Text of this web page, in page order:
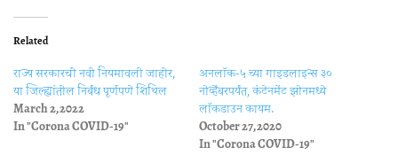
Related
राज्य सरकारची नवी नियमावली जाहीर,
या जिल्ह्यांतील निर्बंध पूर्णपणे शिथिल
March 2, 2022
In "Corona COVID-19"
अनलॉक-५ च्या गाइडलाइन्स ३०
नोव्हेंबरपर्यंत, कंटेनमेंट झोनमध्ये
लॉकडाउन कायम.
October 27, 2020
In "Corona COVID-19"